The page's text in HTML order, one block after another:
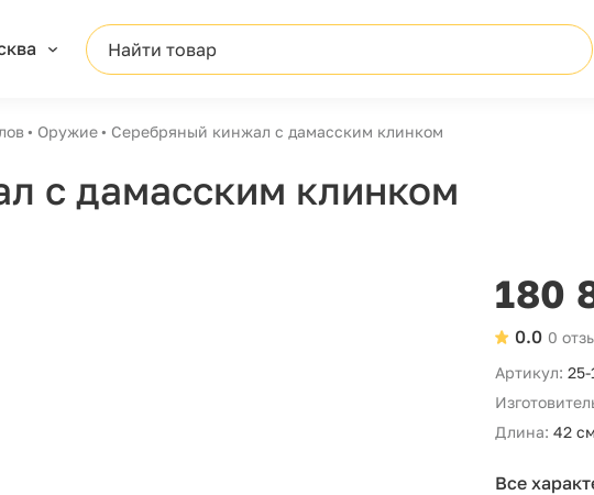
Найти товар
Оружие Серебряный кинжал с дамасским клинком
с дамасским клинком
180
0
0.0
Артикул: 25-
Длина: 42 см
Все